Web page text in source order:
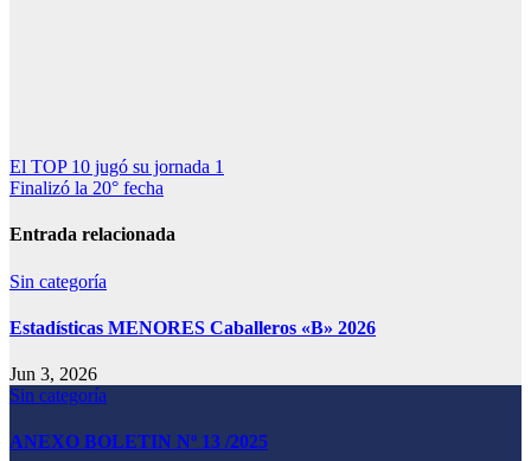
Navegación
de
entradas
El TOP 10 jugó su jornada 1
Finalizó la 20° fecha
Entrada relacionada
Sin categoría
Estadísticas MENORES Caballeros «B» 2026
Jun 3, 2026
Sin categoría
ANEXO BOLETIN Nº 13 /2025